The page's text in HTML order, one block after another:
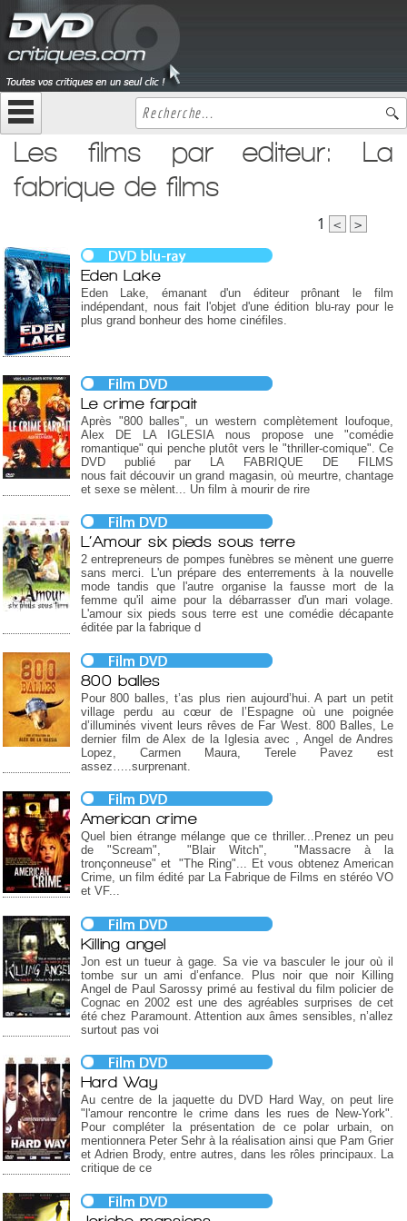
Les films par editeur: La
fabrique de films
1 < >
Eden Lake
Eden Lake, émanant d'un éditeur prônant le film
indépendant, nous fait l'objet d'une édition blu-ray pour le
plus grand bonheur des home cinéfiles.
Le crime farpait
Après "800 balles", un western complètement loufoque,
Alex DE LA IGLESIA nous propose une "comédie
romantique" qui penche plutôt vers le "thriller-comique". Ce
DVD publié par LA FABRIQUE DE FILMS
nous fait découvir un grand magasin, où meurtre, chantage
et sexe se mèlent... Un film à mourir de rire
L’Amour six pieds sous terre
2 entrepreneurs de pompes funèbres se mènent une guerre
sans merci. L'un prépare des enterrements à la nouvelle
mode tandis que l'autre organise la fausse mort de la
femme qu'il aime pour la débarrasser d'un mari volage.
L'amour six pieds sous terre est une comédie décapante
éditée par la fabrique d
800 balles
Pour 800 balles, t’as plus rien aujourd’hui. A part un petit
village perdu au cœur de l’Espagne où une poignée
d’illuminés vivent leurs rêves de Far West. 800 Balles, Le
dernier film de Alex de la Iglesia avec , Angel de Andres
Lopez, Carmen Maura, Terele Pavez est
assez…..surprenant.
American crime
Quel bien étrange mélange que ce thriller...Prenez un peu
de "Scream", "Blair Witch", "Massacre à la
tronçonneuse" et "The Ring"... Et vous obtenez American
Crime, un film édité par La Fabrique de Films en stéréo VO
et VF...
Killing angel
Jon est un tueur à gage. Sa vie va basculer le jour où il
tombe sur un ami d’enfance. Plus noir que noir Killing
Angel de Paul Sarossy primé au festival du film policier de
Cognac en 2002 est une des agréables surprises de cet
été chez Paramount. Attention aux âmes sensibles, n’allez
surtout pas voi
Hard Way
Au centre de la jaquette du DVD Hard Way, on peut lire
"l'amour rencontre le crime dans les rues de New-York".
Pour compléter la présentation de ce polar urbain, on
mentionnera Peter Sehr à la réalisation ainsi que Pam Grier
et Adrien Brody, entre autres, dans les rôles principaux. La
critique de ce